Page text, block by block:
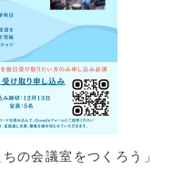
の会議室をつくろう」